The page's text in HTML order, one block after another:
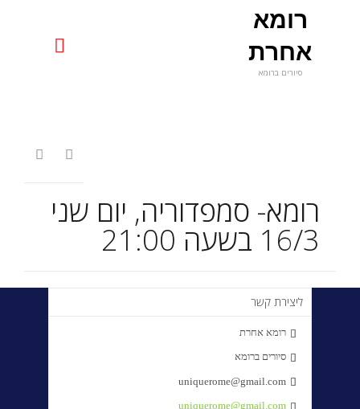
רומא
אחרת
סיורים ברומא

רומא- סמפדוריה, יום שני
16/3 בשעה 21:00


ליצירת קשר
 רומא אחרת
 סיורים ברומא

uniquerome@gmail.com
uniquerome@gmail.com